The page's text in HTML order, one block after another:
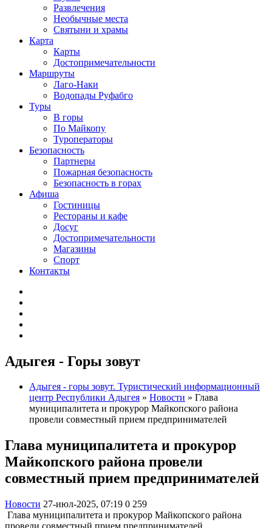
Развлечения
Необычные места
Святыни и храмы
Карта
Карты
Достопримечательности
Маршруты
Лаго-Наки
Водопады Руфабго
Туры
В горы
По Майкопу
Туроператоры
Безопасность
Партнеры
Пожарная безопасность
Безопасность в горах
Афиша
Гостиницы
Рестораны и кафе
Досуг
Достопримечательности
Магазины
Спорт
Контакты
Адыгея - Горы зовут
Адыгея - горы зовут. Туристический информационный
центр Республики Адыгея » Новости » Глава
муниципалитета и прокурор Майкопского района
провели совместный прием предпринимателей
Глава муниципалитета и прокурор
Майкопского района провели
совместный прием предпринимателей
Новости 27-июл-2025, 07:19 0 259
Глава муниципалитета и прокурор Майкопского района